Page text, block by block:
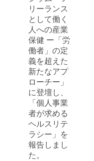
リーランス
として働く
人への産業
保健 ー「労
働者」の定
義を超えた
新たなアプ
ローチー」
に登壇し、
「個人事業
者が求める
ヘルスリテ
ラシー」を
報告しまし
た。